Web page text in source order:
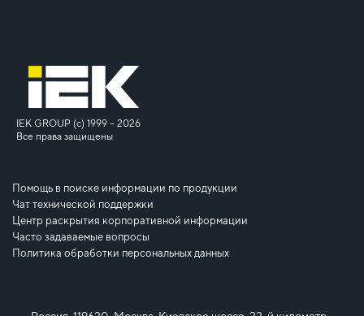
IEK GROUP (c) 1999 – 2026
Все права защищены
Помощь в поиске информации по продукции
Чат технической поддержки
Центр раскрытия корпоративной информации
Часто задаваемые вопросы
Политика обработки персональных данных